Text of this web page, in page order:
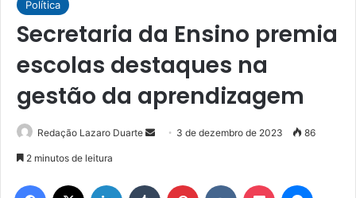
Política
Secretaria da Ensino premia
escolas destaques na
gestão da aprendizagem
Redação Lazaro Duarte
Mande
mail
3 de dezembro de 2023 86
2 minutos de leitura
Facebook Linkedin Tumblr Pinterest Pocket